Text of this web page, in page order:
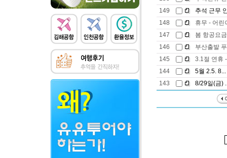
149
추석 근무
148
휴무 - 어린
147
봄 항공요
146
부산출발
145
3.1절 연휴
144
5월 2.5. 8...
143
8/29일(금)